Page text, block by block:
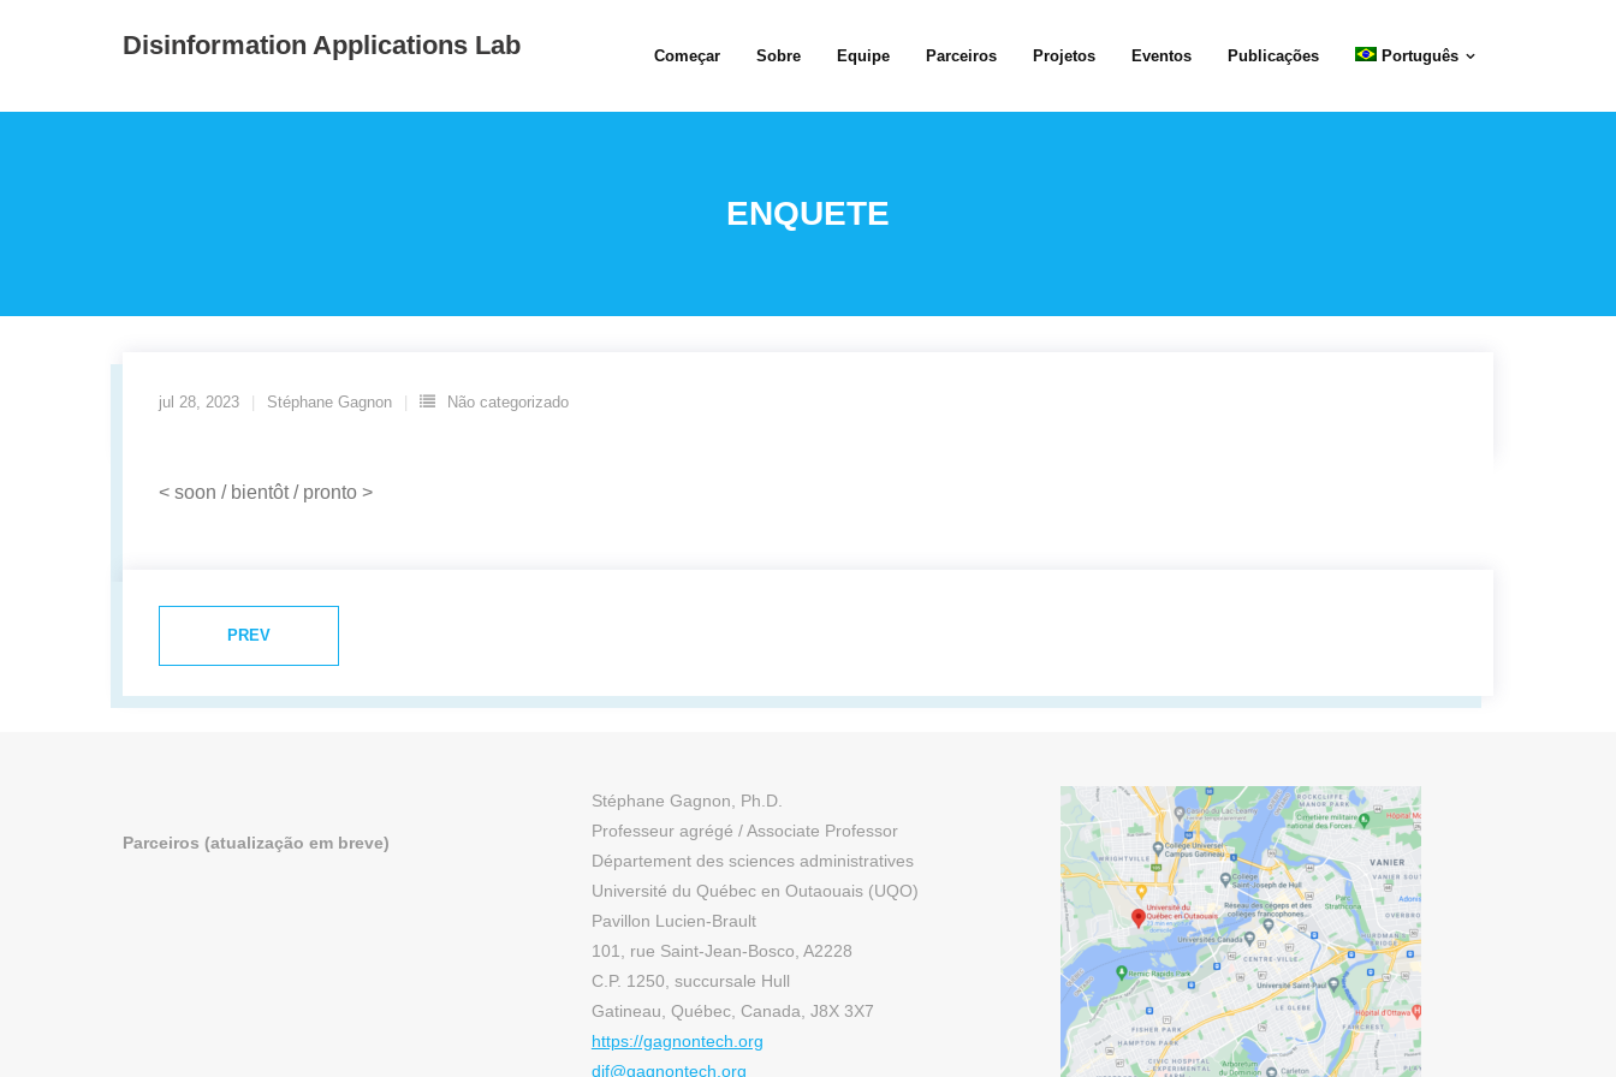
This website uses cookies to ensure you get the best experience on our website. Learn more
Disinformation Applications Lab Começar Sobre Equipe Parceiros Projetos Eventos Publicações Português
ENQUETE
jul 28, 2023 Stéphane Gagnon Não categorizado
< soon / bientôt / pronto >
PREV
Parceiros (atualização em breve)
Stéphane Gagnon, Ph.D.
Professeur agrégé / Associate Professor
Département des sciences administratives
Université du Québec en Outaouais (UQO)
Pavillon Lucien-Brault
101, rue Saint-Jean-Bosco, A2228
C.P. 1250, succursale Hull
Gatineau, Québec, Canada, J8X 3X7
https://gagnontech.org
dif@gagnontech.org